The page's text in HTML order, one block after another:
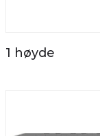
1 høyde